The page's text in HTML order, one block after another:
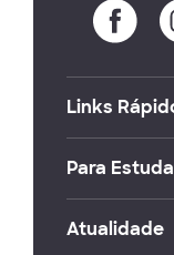
Links
Para
Atualidade